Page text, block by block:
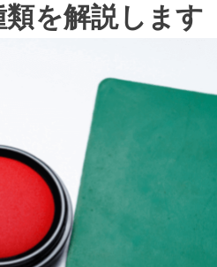
類を解説します